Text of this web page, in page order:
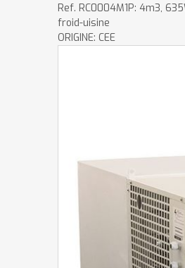
Ref. RC0004M1P: 4m3,
froid-uisine
ORIGINE: CEE